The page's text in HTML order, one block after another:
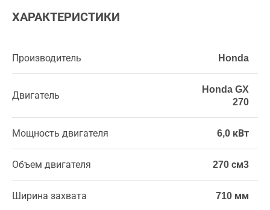
ХАРАКТЕРИСТИКИ
Производитель Honda
Двигатель
Honda GX
270
Мощность двигателя 6,0 кВт
Объем двигателя 270 см3
Ширина захвата 710 мм